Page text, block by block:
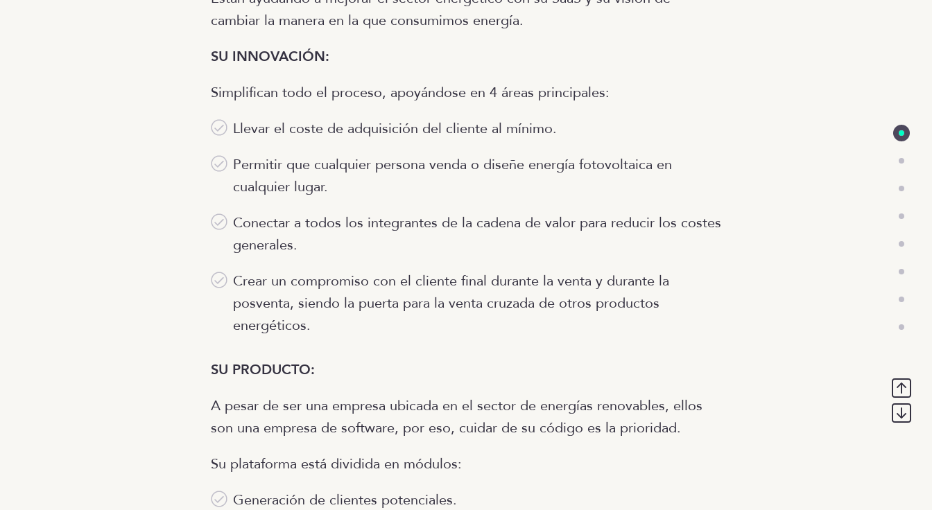
cambiar la manera en la que consumimos energía.
SU INNOVACIÓN:
Simplifican todo el proceso, apoyándose en 4 áreas principales:
Llevar el coste de adquisición del cliente al mínimo.
Permitir que cualquier persona venda o diseñe energía fotovoltaica en
cualquier lugar.
Conectar a todos los integrantes de la cadena de valor para reducir los costes
generales.
Crear un compromiso con el cliente final durante la venta y durante la
posventa, siendo la puerta para la venta cruzada de otros productos
energéticos.
SU PRODUCTO:
A pesar de ser una empresa ubicada en el sector de energías renovables, ellos
son una empresa de software, por eso, cuidar de su código es la prioridad.
Su plataforma está dividida en módulos:
Generación de clientes potenciales.